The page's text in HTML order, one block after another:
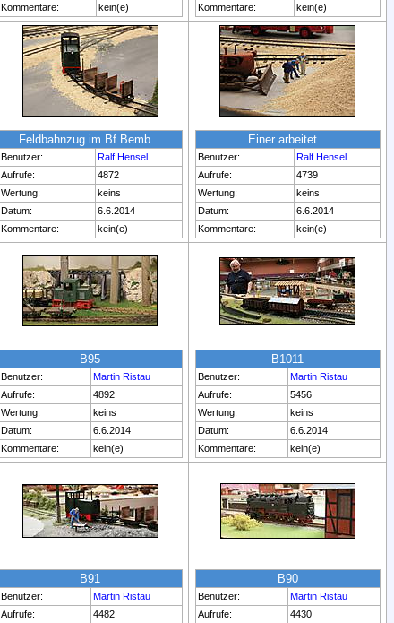
Kommentare:
kein(e)
Kommentare:
kein(e)
Feldbahnzug im Bf Bemb...
Benutzer:
Ralf Hensel
Aufrufe:
4872
Wertung:
keins
Datum:
6.6.2014
Kommentare:
kein(e)
Einer arbeitet...
Benutzer:
Ralf Hensel
Aufrufe:
4739
Wertung:
keins
Datum:
6.6.2014
Kommentare:
kein(e)
B95
Benutzer:
Martin Ristau
Aufrufe:
4892
Wertung:
keins
Datum:
6.6.2014
Kommentare:
kein(e)
B1011
Benutzer:
Martin Ristau
Aufrufe:
5456
Wertung:
keins
Datum:
6.6.2014
Kommentare:
kein(e)
B91
Benutzer:
Martin Ristau
Aufrufe:
4482
B90
Benutzer:
Martin Ristau
Aufrufe:
4430